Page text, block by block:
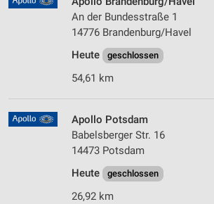
An der Bundesstraße 1
14776 Brandenburg/Havel
Heute
geschlossen
54,61 km
Apollo Potsdam
Babelsberger Str. 16
14473 Potsdam
Heute
geschlossen
26,92 km